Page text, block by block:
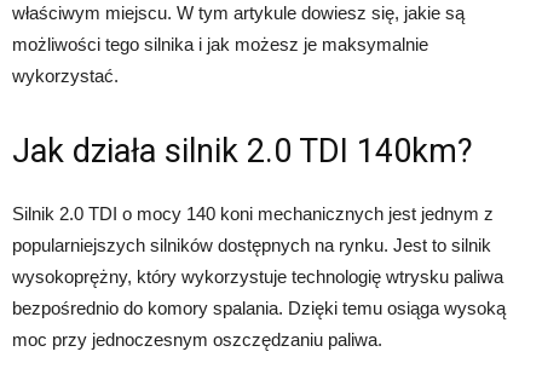
właściwym miejscu. W tym artykule dowiesz się, jakie są
możliwości tego silnika i jak możesz je maksymalnie
wykorzystać.
Jak działa silnik 2.0 TDI 140km?
Silnik 2.0 TDI o mocy 140 koni mechanicznych jest jednym z
popularniejszych silników dostępnych na rynku. Jest to silnik
wysokoprężny, który wykorzystuje technologię wtrysku paliwa
bezpośrednio do komory spalania. Dzięki temu osiąga wysoką
moc przy jednoczesnym oszczędzaniu paliwa.